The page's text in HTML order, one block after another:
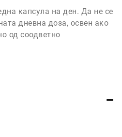
капсула на ден. Да не се
дневна доза, освен ако
од соодветно